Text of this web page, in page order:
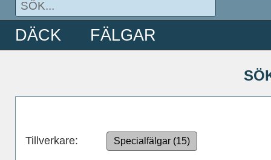
DÄCK FÄLGAR
Tillverkare: Specialfälgar (15)